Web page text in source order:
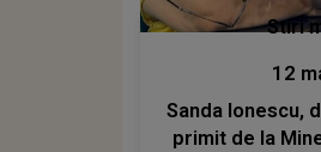
Stiri
12
Sanda Ionescu,
primit de la